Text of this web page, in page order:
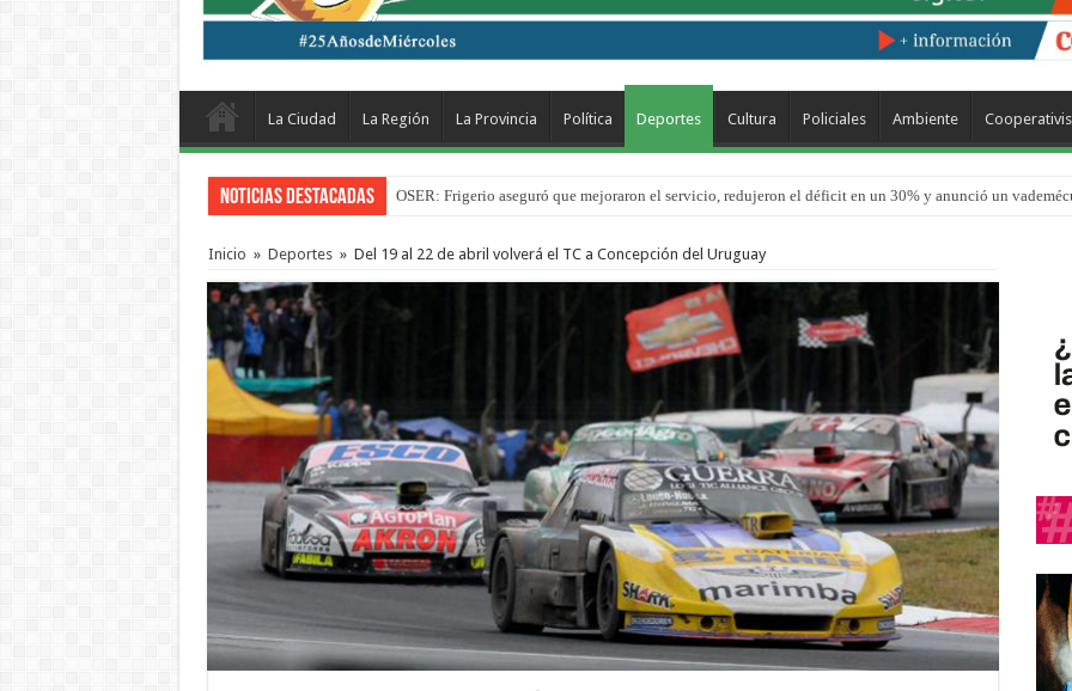
La Ciudad La Región La Provincia Política Deportes Cultura Policiales Ambiente
Noticias Destacadas OSER: Frigerio aseguró que mejoraron el servicio, redujeron el déficit en un 30% y anunció un
Por primera vez hicieron una cirugía de reconstrucción torácica en el Hospital Urquiza
Inicio » Deportes » Del 19 al 22 de abril volverá el TC a Concepción del Uruguay